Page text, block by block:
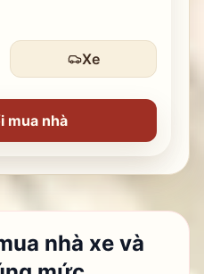
Xe
mua nhà
nhà xe và